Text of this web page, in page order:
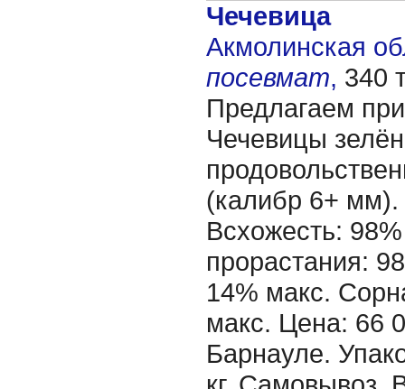
Чечевица
Акмолинская
посевмат, 340
Предлагаем
Чечевицы
(калибр 6+ мм).
Всхожесть:
прорастания:
14% макс.
макс. Цена: 66
Барнауле.